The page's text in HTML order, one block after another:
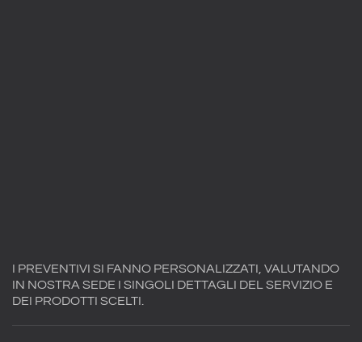
I PREVENTIVI SI FANNO PERSONALIZZATI, VALUTANDO
IN NOSTRA SEDE I SINGOLI DETTAGLI DEL SERVIZIO E
DEI PRODOTTI SCELTI.